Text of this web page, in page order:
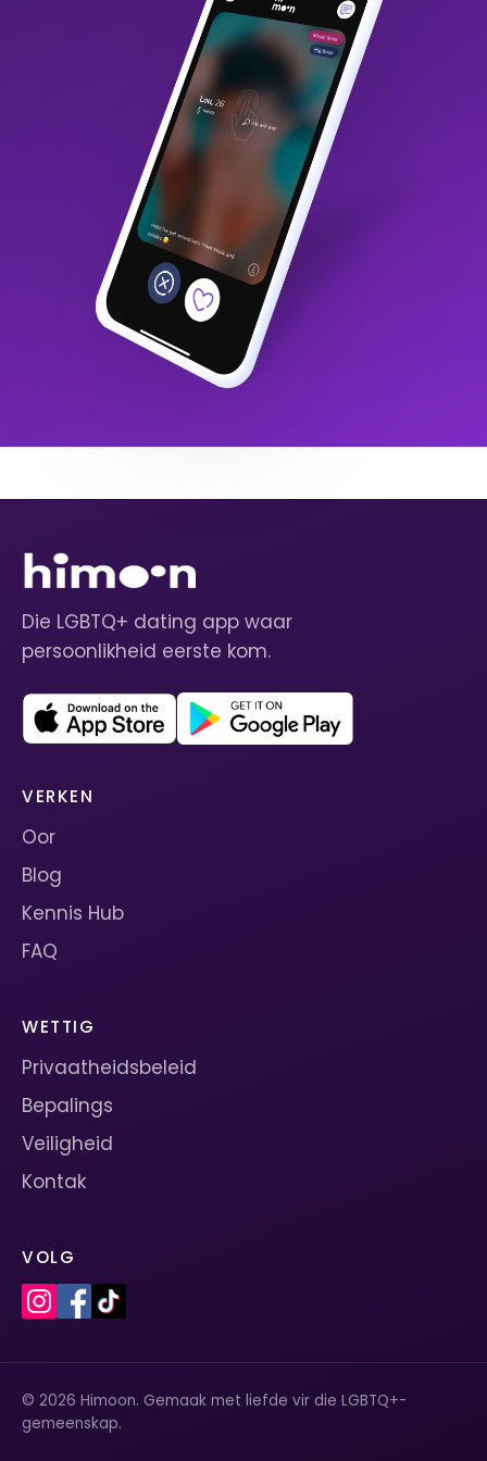
Die LGBTQ+ dating app waar
persoonlikheid eerste kom.
VERKEN
Oor
Blog
Kennis Hub
FAQ
WETTIG
Privaatheidsbeleid
Bepalings
Veiligheid
Kontak
VOLG
© 2026 Himoon. Gemaak met liefde vir die LGBTQ+-
gemeenskap.